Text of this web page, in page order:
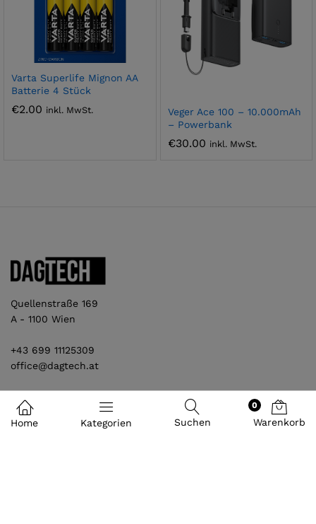
Varta Superlife Mignon AA
Batterie 4 Stück
€2.00 inkl. MwSt.
Veger Ace 100 – 10.000mAh
– Powerbank
€30.00 inkl. MwSt.
Quellenstraße 169
A - 1100 Wien
+43 699 11125309
office@dagtech.at
Unternehmen
Home Kategorien Suchen
0
Warenkorb